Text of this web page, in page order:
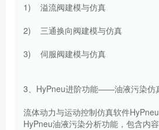
1) 溢流阀建模与仿真
2) 三通换向阀建模与仿真
3) 伺服阀建模与仿真
3、HyPneu进阶功能——油液污染仿
流体动力与运动控制仿真软件
HyPneu油液污染分析功能，包含内容